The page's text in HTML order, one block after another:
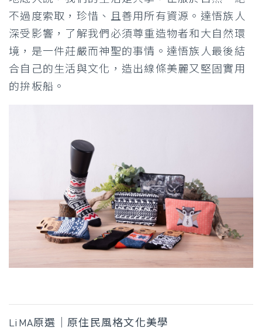
不過度索取，珍惜、且善用所有資源。達悟族人
深受影響，了解我們必須尊重造物者和大自然環
境，是一件莊嚴而神聖的事情。達悟族人最後結
合自己的生活與文化，造出線條美麗又堅固實用
的拚板船。
LiMA原選｜原住民風格文化美學